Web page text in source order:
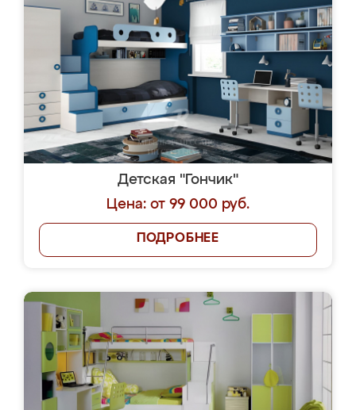
Детская "Гончик"
Цена: от 99 000 руб.
ПОДРОБНЕЕ